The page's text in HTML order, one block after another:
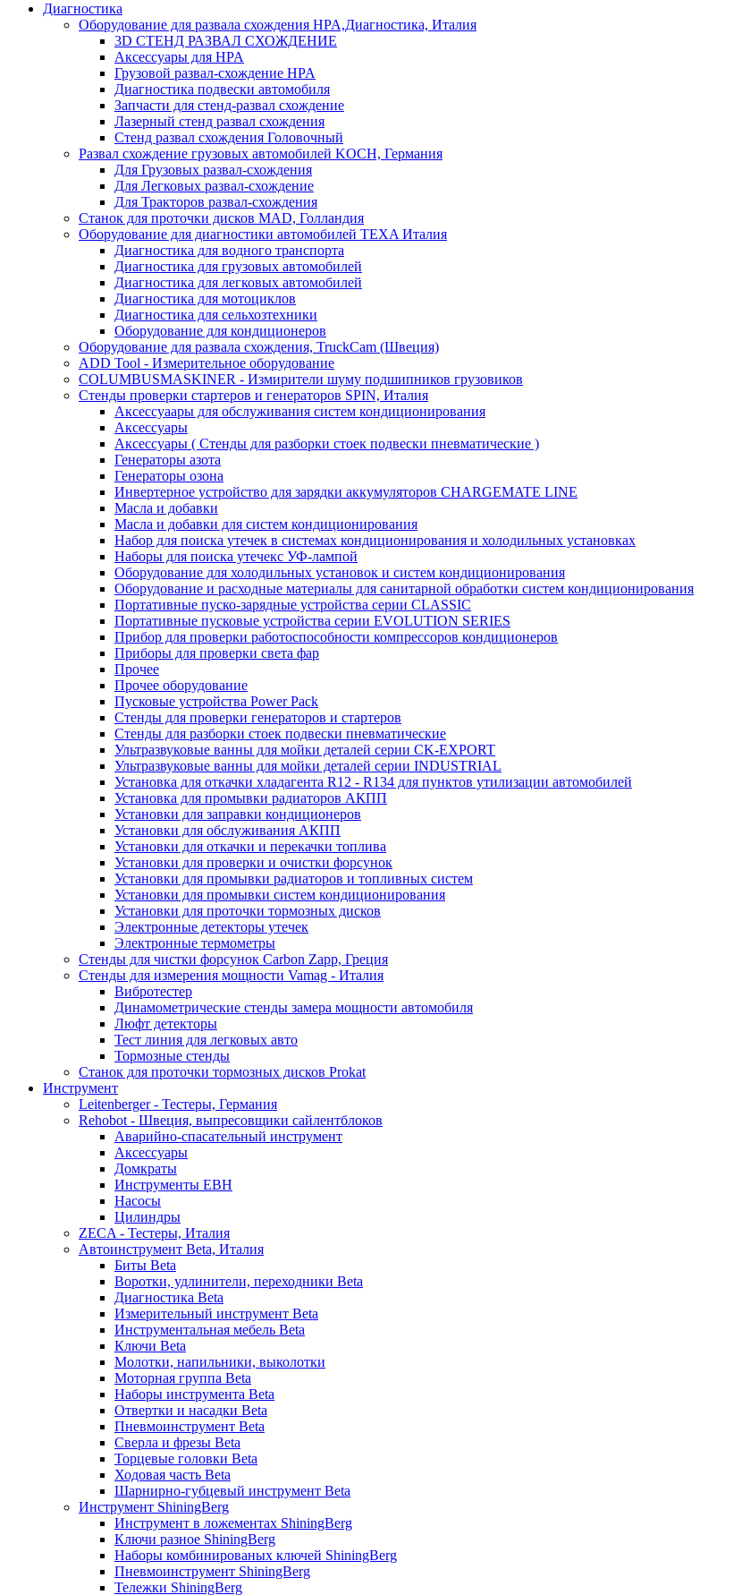
Диагностика
Оборудование для развала схождения HPA,Диагностика, Италия
3D СТЕНД РАЗВАЛ СХОЖДЕНИЕ
Аксессуары для HPA
Грузовой развал-схождение HPA
Диагностика подвески автомобиля
Запчасти для стенд-развал схождение
Лазерный стенд развал схождения
Стенд развал схождения Головочный
Развал схождение грузовых автомобилей KOCH, Германия
Для Грузовых развал-схождения
Для Легковых развал-схождение
Для Тракторов развал-схождения
Станок для проточки дисков MAD, Голландия
Оборудование для диагностики автомобилей TEXA Италия
Диагностика для водного транспорта
Диагностика для грузовых автомобилей
Диагностика для легковых автомобилей
Диагностика для мотоциклов
Диагностика для сельхозтехники
Оборудование для кондиционеров
Оборудование для развала схождения, TruckCam (Швеция)
ADD Tool - Измерительное оборудование
COLUMBUSMASKINER - Измирители шуму подшипников грузовиков
Стенды проверки стартеров и генераторов SPIN, Италия
Аксессуаары для обслуживания систем кондиционирования
Аксессуары
Аксессуары ( Стенды для разборки стоек подвески пневматические )
Генераторы азота
Генераторы озона
Инвертерное устройство для зарядки аккумуляторов CHARGEMATE LINE
Масла и добавки
Масла и добавки для систем кондиционирования
Набор для поиска утечек в системах кондиционирования и холодильных установках
Наборы для поиска утечекс УФ-лампой
Оборудование для холодильных установок и систем кондиционирования
Оборудование и расходные материалы для санитарной обработки систем кондиционирования
Портативные пуско-зарядные устройства серии CLASSIC
Портативные пусковые устройства серии EVOLUTION SERIES
Прибор для проверки работоспособности компрессоров кондиционеров
Приборы для проверки света фар
Прочее
Прочее оборудование
Пусковые устройства Power Pack
Стенды для проверки генераторов и стартеров
Стенды для разборки стоек подвески пневматические
Ультразвуковые ванны для мойки деталей серии CK-EXPORT
Ультразвуковые ванны для мойки деталей серии INDUSTRIAL
Установка для откачки хладагента R12 - R134 для пунктов утилизации автомобилей
Установка для промывки радиаторов АКПП
Установки для заправки кондиционеров
Установки для обслуживания АКПП
Установки для откачки и перекачки топлива
Установки для проверки и очистки форсунок
Установки для промывки радиаторов и топливных систем
Установки для промывки систем кондиционирования
Установки для проточки тормозных дисков
Электронные детекторы утечек
Электронные термометры
Стенды для чистки форсунок Carbon Zapp, Греция
Стенды для измерения мощности Vamag - Италия
Вибротестер
Динамометрические стенды замера мощности автомобиля
Люфт детекторы
Тест линия для легковых авто
Тормозные стенды
Станок для проточки тормозных дисков Prokat
Инструмент
Leitenberger - Тестеры, Германия
Rehobot - Швеция, выпресовщики сайлентблоков
Аварийно-спасательный инструмент
Аксессуары
Домкраты
Инструменты EBH
Насосы
Цилиндры
ZECA - Тестеры, Италия
Автоинструмент Beta, Италия
Биты Beta
Воротки, удлинители, переходники Beta
Диагностика Beta
Измерительный инструмент Beta
Инструментальная мебель Beta
Ключи Beta
Молотки, напильники, выколотки
Моторная группа Beta
Наборы инструмента Beta
Отвертки и насадки Beta
Пневмоинструмент Beta
Сверла и фрезы Beta
Торцевые головки Beta
Ходовая часть Beta
Шарнирно-губцевый инструмент Beta
Инструмент ShiningBerg
Инструмент в ложементах ShiningBerg
Ключи разное ShiningBerg
Наборы комбинированых ключей ShiningBerg
Пневмоинструмент ShiningBerg
Тележки ShiningBerg